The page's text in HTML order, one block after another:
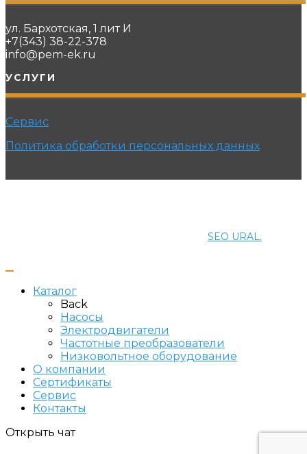
ул. Бархотская, 1 лит И
+7(343) 38-22-378
info@pem-ek.ru
УСЛУГИ
Сервис
Политика обработки персональных данных
SEO URAL.
Каталог
Back
Насосы
Электродвигатели
Частотные преобразователи
Низковольтное оборудование
О компании
Сертификаты
Сервис
Контакты
Открыть чат